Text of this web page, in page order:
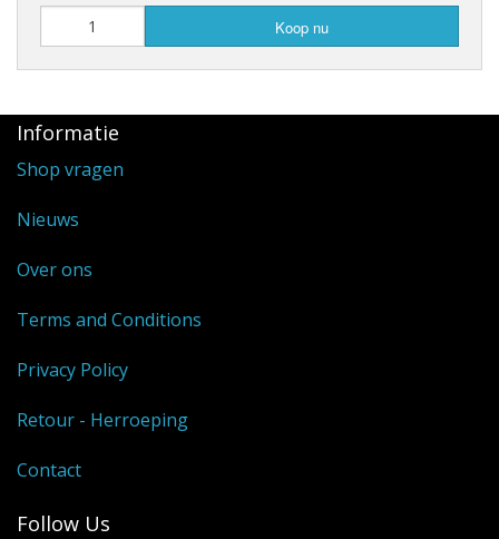
Koop nu
Informatie
Shop vragen
Nieuws
Over ons
Terms and Conditions
Privacy Policy
Retour - Herroeping
Contact
Follow Us